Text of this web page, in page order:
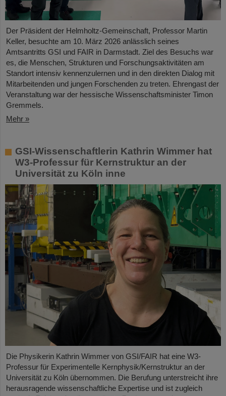
Der Präsident der Helmholtz-Gemeinschaft, Professor Martin
Keller, besuchte am 10. März 2026 anlässlich seines
Amtsantritts GSI und FAIR in Darmstadt. Ziel des Besuchs war
es, die Menschen, Strukturen und Forschungsaktivitäten am
Standort intensiv kennenzulernen und in den direkten Dialog mit
Mitarbeitenden und jungen Forschenden zu treten. Ehrengast der
Veranstaltung war der hessische Wissenschaftsminister Timon
Gremmels.
Mehr »
GSI-Wissenschaftlerin Kathrin Wimmer hat
W3-Professur für Kernstruktur an der
Universität zu Köln inne
Die Physikerin Kathrin Wimmer von GSI/FAIR hat eine W3-
Professur für Experimentelle Kernphysik/Kernstruktur an der
Universität zu Köln übernommen. Die Berufung unterstreicht ihre
herausragende wissenschaftliche Expertise und ist zugleich